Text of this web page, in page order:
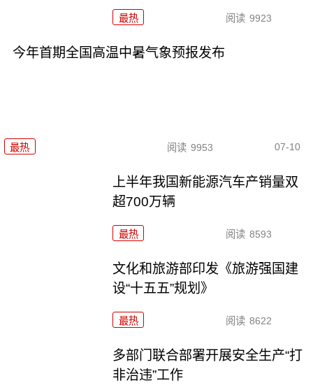
最热 阅读 9923
今年首期全国高温中暑气象预报发布
最热 阅读 9953 07-10
上半年我国新能源汽车产销量双
超700万辆
最热 阅读 8593
文化和旅游部印发《旅游强国建
设“十五五”规划》
最热 阅读 8622
多部门联合部署开展安全生产“打
非治违”工作